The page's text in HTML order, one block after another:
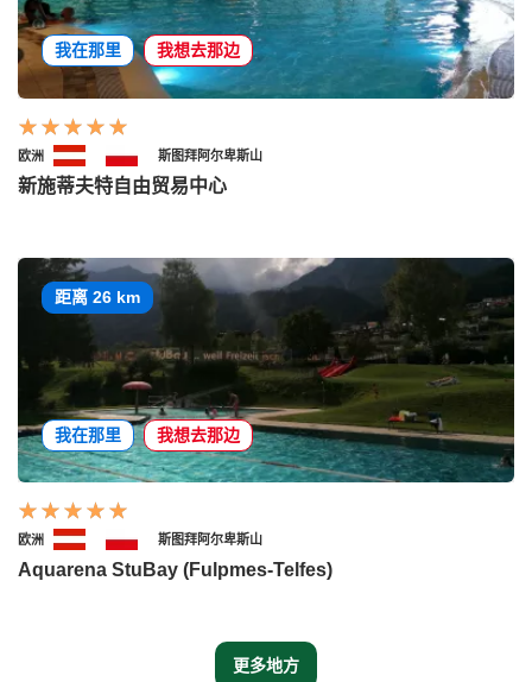
我在那里 我想去那边
欧洲 斯图拜阿尔卑斯山
新施蒂夫特自由贸易中心
距离 26 km
我在那里 我想去那边
欧洲 斯图拜阿尔卑斯山
Aquarena StuBay (Fulpmes-Telfes)
更多地方